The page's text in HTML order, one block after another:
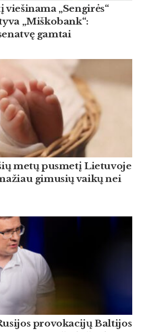
„Sengirės“
„Miškobank“:
gamtai
metų pusmetį Lietuvoje
gimusių vaikų nei
provokacijų Baltijos